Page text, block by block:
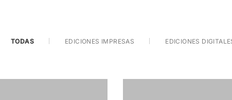
TODAS EDICIONES IMPRESAS EDICIONES